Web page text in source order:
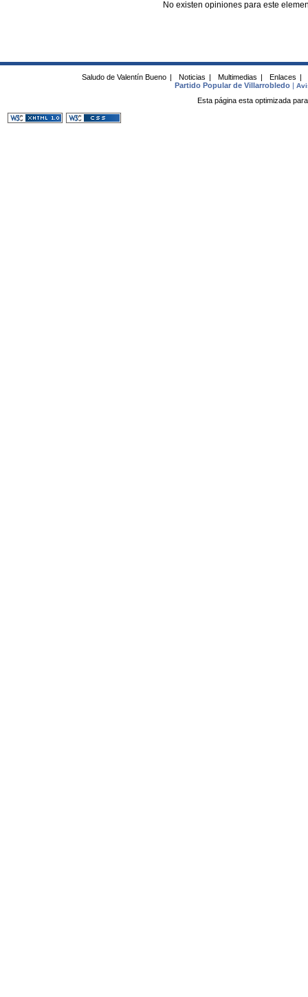
No existen opiniones para este
Saludo de Valentín Bueno | Noticias | Multimedias | Enlaces |
Partido Popular de Villarrobledo |
Esta página esta optimizada